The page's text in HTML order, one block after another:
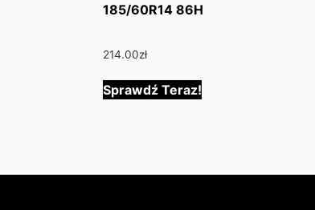
185/60R14 86H
214.00zł
Sprawdź Teraz!